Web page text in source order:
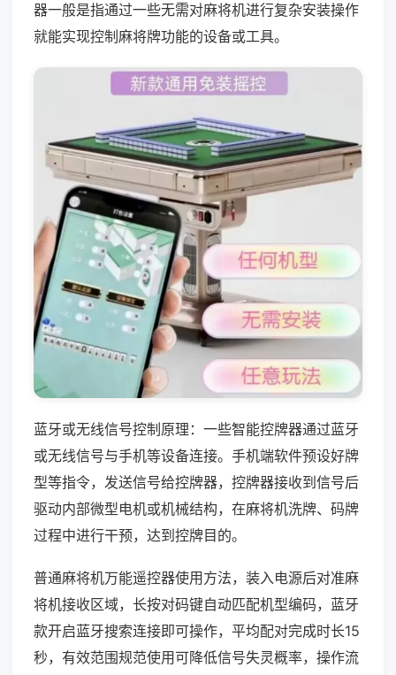
器一般是指通过一些无需对麻将机进行复杂安装操作
就能实现控制麻将牌功能的设备或工具。
蓝牙或无线信号控制原理：一些智能控牌器通过蓝牙
或无线信号与手机等设备连接。手机端软件预设好牌
型等指令，发送信号给控牌器，控牌器接收到信号后
驱动内部微型电机或机械结构，在麻将机洗牌、码牌
过程中进行干预，达到控牌目的。
普通麻将机万能遥控器使用方法，装入电源后对准麻
将机接收区域，长按对码键自动匹配机型编码，蓝牙
款开启蓝牙搜索连接即可操作，平均配对完成时长15
秒，有效范围规范使用可降低信号失灵概率，操作流